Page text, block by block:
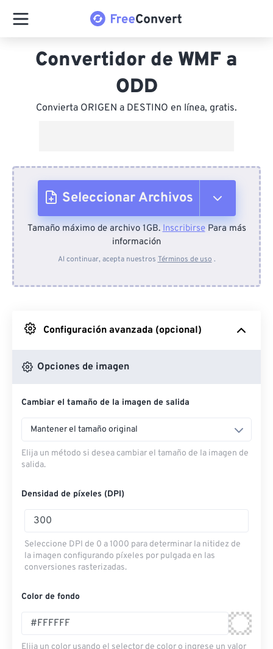
Convertidor de WMF a
ODD
Convierta ORIGEN a DESTINO en línea, gratis.
Seleccionar Archivos
Desde el dispositivo
Desde Google Drive
Desde OneDrive
Desde URL
Tamaño máximo de archivo 1GB.InscribirsePara más
información
Al continuar, acepta nuestros Términos de uso .
Configuración avanzada (opcional)
Opciones de imagen
Cambiar el tamaño de la imagen de salida
Mantener el tamaño original
Elija un método si desea cambiar el tamaño de la imagen de
salida.
Densidad de píxeles (DPI)
Seleccione DPI de 0 a 1000 para determinar la nitidez de
la imagen configurando píxeles por pulgada en las
conversiones rasterizadas.
Color de fondo
Elija un color usando el selector de color o ingrese un valor